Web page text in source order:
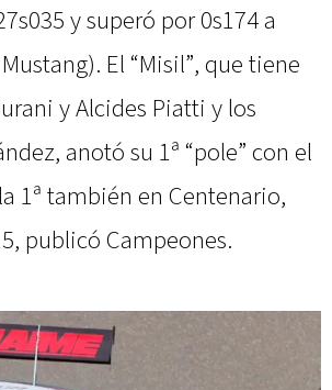
y superó por 0s174 a
El “Misil”, que tiene
y Alcides Piatti y los
anotó su 1ª “pole” con el
1ª también en Centenario,
publicó Campeones.